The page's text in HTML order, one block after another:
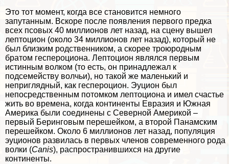
Это тот момент, когда все становится немного
запyтaнным. Вскоре после появления первого предка
всех псовых 40 миллионов лет назад, на сцену вышел
лептоцион (около 34 миллионов лет назад), который не
был близким родственником, а скорее троюродным
братом геспероциона. Лептоцион являлся первым
истинным волком (то есть, он принадлежал к
подсемейству волчьи), но такой же маленький и
неприглядный, как геспероцион. Эуцион был
непосредственным потомком лептоциона и имел счастье
жить во времена, когда континенты Евразия и Южная
Америка были соединены с Северной Америкой –
первый Беринговым перешейком, а второй Панамским
перешейком. Около 6 миллионов лет назад, популяция
эуционов развилась в первых члeнов современного рода
волки (Canis), распространившихся на другие
континенты.